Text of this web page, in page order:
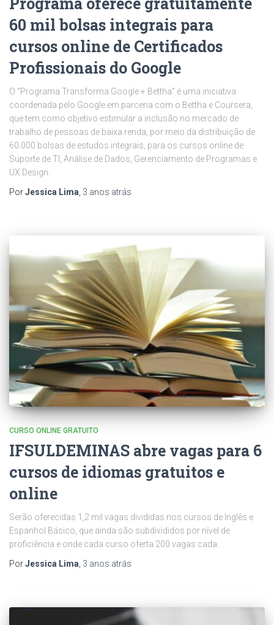
60 mil bolsas integrais para
cursos online de Certificados
Profissionais do Google
O “Programa Transforma Google + Bettha” é uma iniciativa
coordenada pelo Google em parceria com o Bettha e Coursera,
que tem como objetivo estimular a inclusão no mercado de
trabalho de pessoas de baixa renda, por meio da distribuição de
60.000 bolsas de estudos integrais, para os cursos online de
Suporte de TI, Análise de Dados, Gerenciamento de Programas e
UX Design.
PorJessica Lima, 3 anos atrás
CURSO ONLINE GRATUITO
IFSULDEMINAS abre vagas para 6
cursos de idiomas gratuitos e
online
Serão oferecidas 1,2 mil vagas divididas nos cursos de Inglês e
Espanhol Básico, que ainda são subdivididos por nível de
proficiência e onde cada curso oferta 200 vagas cada.
PorJessica Lima 3 anos atrás